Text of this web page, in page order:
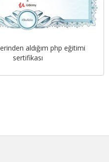
aldığım php eğitimi
sertifikası